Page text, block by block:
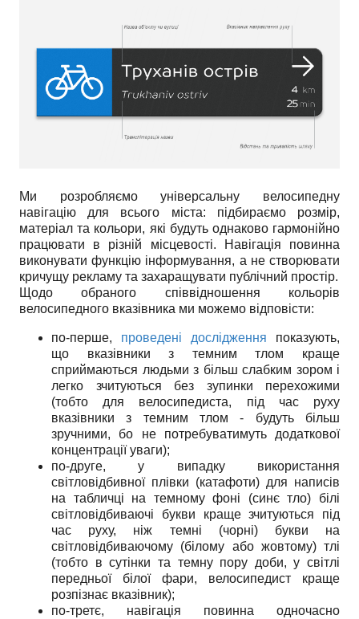
Ми розробляємо універсальну велосипедну
навігацію для всього міста: підбираємо розмір,
матеріал та кольори, які будуть однаково гармонійно
працювати в різній місцевості. Навігація повинна
виконувати функцію інформування, а не створювати
кричущу рекламу та захаращувати публічний простір.
Щодо обраного співвідношення кольорів
велосипедного вказівника ми можемо відповісти:
по-перше, проведені дослідження показують,
що вказівники з темним тлом краще
сприймаються людьми з більш слабким зором і
легко зчитуються без зупинки перехожими
(тобто для велосипедиста, під час руху
вказівники з темним тлом - будуть більш
зручними, бо не потребуватимуть додаткової
концентрації уваги);
по-друге, у випадку використання
світловідбивної плівки (катафоти) для написів
на табличці на темному фоні (синє тло) білі
світловідбиваючі букви краще зчитуються під
час руху, ніж темні (чорні) букви на
світловідбиваючому (білому або жовтому) тлі
(тобто в сутінки та темну пору доби, у світлі
передньої білої фари, велосипедист краще
розпізнає вказівник);
по-третє, навігація повинна одночасно